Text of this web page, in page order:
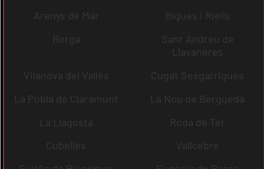
Arenys de Mar
Bigues i Riells
Berga
Sant Andreu de
Llavaneres
Vilanova del Vallès
Cugat Sesgarrigues
La Pobla de Claramunt
La Nou de Berguedà
La Llagosta
Roda de Ter
Cubelles
Vallcebre